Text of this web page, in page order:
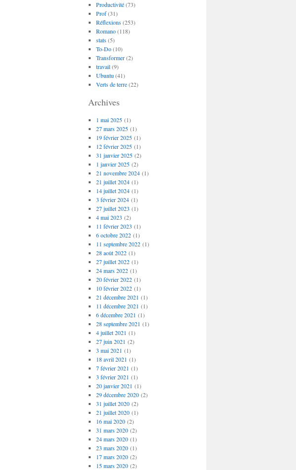
Productivité(73)
Prof(31)
Réflexions(253)
Romano(118)
stats(5)
To-Do(10)
Transformer(2)
travail(9)
Ubuntu (41)
Verts de terre(22)
Archives
1 mai 2025(1)
27 mars 2025(1)
19 février 2025(1)
12 février 2025(1)
31 janvier 2025(2)
1 janvier 2025(2)
21 novembre 2024(1)
21 juillet 2024(1)
14 juillet 2024(1)
3 février 2024(1)
27 juillet 2023 (1)
4 mai 2023 (2)
11 février 2023 (1)
6 octobre 2022(1)
11 septembre 2022(1)
28 août 2022(1)
27 juillet 2022(1)
24 mars 2022(1)
20 février 2022(1)
10 février 2022(1)
21 décembre 2021 (1)
11 décembre 2021 (1)
6 décembre 2021 (1)
28 septembre 2021 (1)
4 juillet 2021 (1)
27 juin 2021 (2)
3 mai 2021 (1)
18 avril 2021 (1)
7 février 2021 (1)
3 février 2021 (1)
20 janvier 2021 (1)
29 décembre 2020(2)
31 juillet 2020(2)
21 juillet 2020(1)
16 mai 2020(2)
31 mars 2020(2)
24 mars 2020(1)
23 mars 2020(1)
17 mars 2020(2)
15 mars 2020(2)